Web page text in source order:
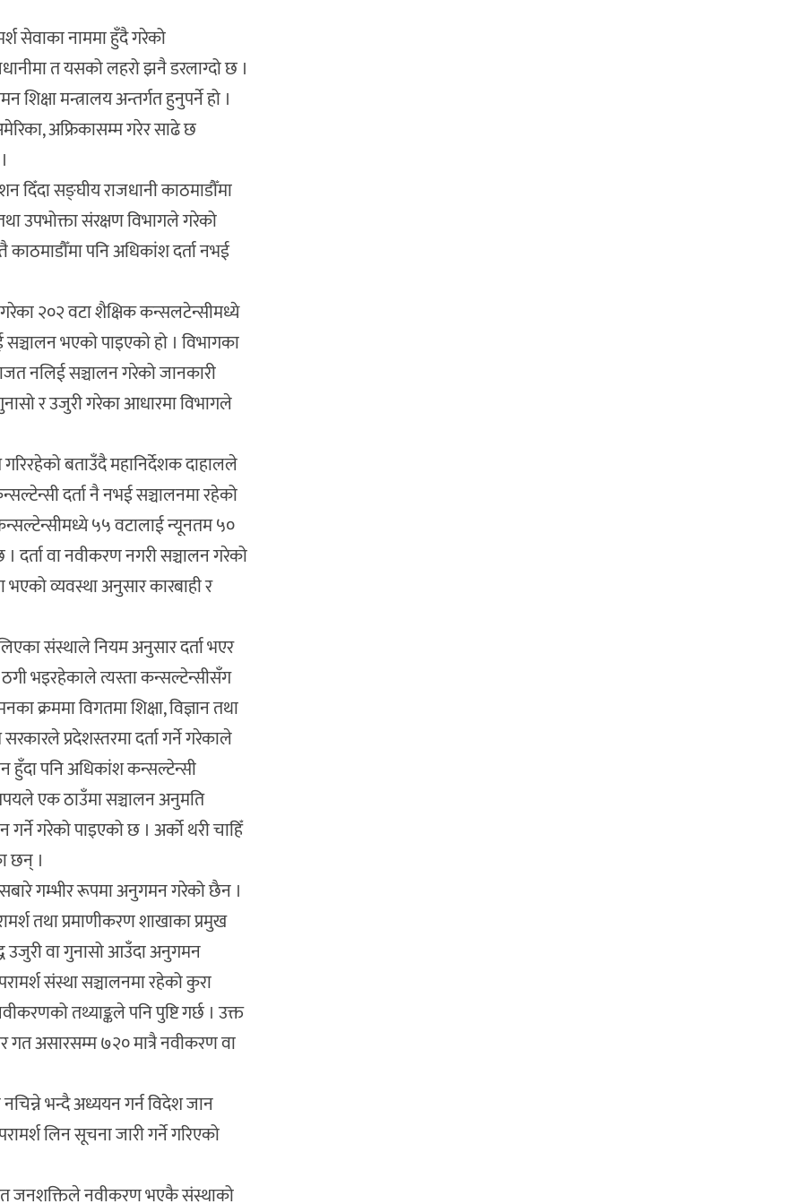
सेवाका नाममा हुँदै गरेको
त यसको लहरो झनै डरलाग्दो छ ।
मन्त्रालय अन्तर्गत हुनुपर्ने हो ।
अफ्रिकासम्म गरेर साढे छ
दिँदा सङ्घीय राजधानी काठमाडौँमा
उपभोक्ता संरक्षण विभागले गरेको
पनि अधिकांश दर्ता नभई
२०२ वटा शैक्षिक कन्सलटेन्सीमध्ये
सञ्चालन भएको पाइएको हो । विभागका
नलिई सञ्चालन गरेको जानकारी
र उजुरी गरेका आधारमा विभागले
बताउँदै महानिर्देशक दाहालले
दर्ता नै नभई सञ्चालनमा रहेको
५५ वटालाई न्यूनतम ५०
दर्ता वा नवीकरण नगरी सञ्चालन गरेको
व्यवस्था अनुसार कारबाही र
संस्थाले नियम अनुसार दर्ता भएर
ठगी भइरहेकाले त्यस्ता कन्सल्टेन्सीसँग
क्रममा विगतमा शिक्षा, विज्ञान तथा
प्रदेशस्तरमा दर्ता गर्ने गरेकाले
हुँदा पनि अधिकांश कन्सल्टेन्सी
एक ठाउँमा सञ्चालन अनुमति
गर्ने गरेको पाइएको छ । अर्को थरी चाहिँ
छन् ।
गम्भीर रूपमा अनुगमन गरेको छैन ।
तथा प्रमाणीकरण शाखाका प्रमुख
उजुरी वा गुनासो आउँदा अनुगमन
संस्था सञ्चालनमा रहेको कुरा
तथ्याङ्कले पनि पुष्टि गर्छ । उक्त
गत असारसम्म ७२० मात्रै नवीकरण वा
भन्दै अध्ययन गर्न विदेश जान
लिन सूचना जारी गर्ने गरिएको
जनशक्तिले नवीकरण भएकै संस्थाको